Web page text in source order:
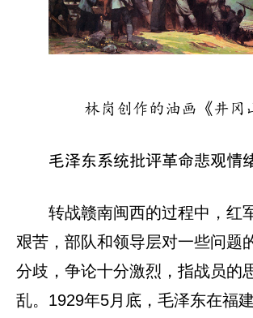
林岗创作的油画《井冈
毛泽东系统批评革命悲观情
转战赣南闽西的过程中，红
艰苦，部队和领导层对一些问题
分歧，争论十分激烈，指战员的
乱。1929年5月底，毛泽东在福